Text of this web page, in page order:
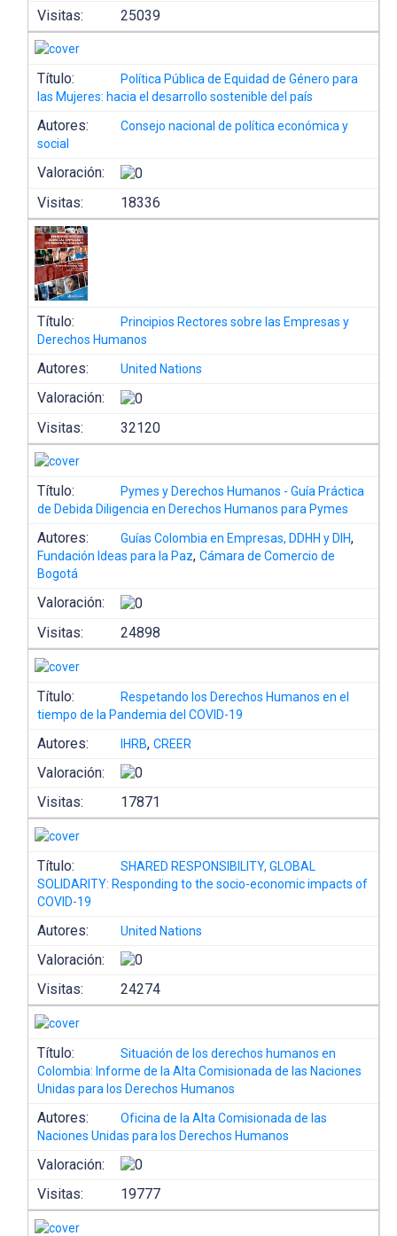
Visitas:
25039
Título:
Política Pública de Equidad de Género para
las Mujeres: hacia el desarrollo sostenible del país
Autores:
Consejo nacional de política económica y
social
Valoración:
Visitas:
18336
Título:
Principios Rectores sobre las Empresas y
Derechos Humanos
Autores: United Nations
Valoración:
Visitas:
32120
Título:
Pymes y Derechos Humanos - Guía Práctica
de Debida Diligencia en Derechos Humanos para Pymes
Autores: Guías Colombia en Empresas, DDHH y DIH,
Fundación Ideas para la Paz,Cámara de Comercio de
Bogotá
Valoración:
Visitas:
24898
Título:
Respetando los Derechos Humanos en el
tiempo de la Pandemia del COVID-19
Autores: IHRB,CREER
Valoración:
Visitas:
17871
Título:
SHARED RESPONSIBILITY, GLOBAL
SOLIDARITY: Responding to the socio-economic impacts of
COVID-19
Autores: United Nations
Valoración:
Visitas:
24274
Título:
Situación de los derechos humanos en
Colombia: Informe de la Alta Comisionada de las Naciones
Unidas para los Derechos Humanos
Autores:
Oficina de la Alta Comisionada de las
Naciones Unidas para los Derechos Humanos
Valoración:
Visitas:
19777